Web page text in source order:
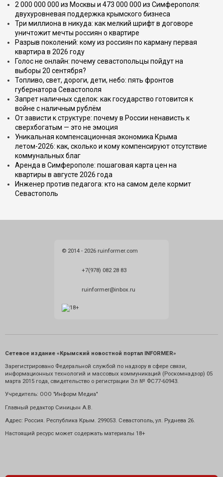
2 000 000 000 из Москвы и 473 000 000 из Симферополя:
двухуровневая поддержка крымского бизнеса
Три миллиона в никуда: как мелкий шрифт в договоре
уничтожит мечты россиян о квартире
Разрыв поколений: кому из россиян по карману первая
квартира в 2026 году
Голос не онлайн: почему севастопольцы пойдут на
выборы 20 сентября?
Топливо, свет, дороги, дети, небо: пять фронтов
губернатора Севастополя
Запрет наличных сделок: как государство готовится к
войне с наличным рублём
От зависти к структуре: почему в России ненависть к
сверхбогатым — это не эмоция
Уникальная компенсационная экономика Крыма
летом-2026: как, сколько и кому компенсируют отсутствие
коммунальных благ
Аренда в Симферополе: пошаговая карта цен на
квартиры в августе 2026 года
Инженер против педагога: кто на самом деле кормит
Севастополь
© 2014 - 2026 ruinformer.com
+7(978) 082 28 83
ruinformer@inbox.ru
Сетевое издание «Крымский новостной портал INFORMER»
Зарегистрировано Федеральной службой по надзору в сфере связи,
информационных технологий и массовых коммуникаций (Роскомнадзор) 05
марта 2015 года, свидетельство о регистрации Эл № ФС77-60943.
Учредитель: ООО "Информ Медиа"
Главный редактор Синицын А.В.
Адрес: Россия. Республика Крым. 299053. Севастополь, ул. Руднева 26.
Настоящий ресурс может содержать материалы 18+